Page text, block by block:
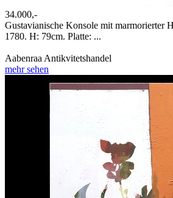
34.000,-
Gustavianische Konsole mit marmorierter
1780. H: 79cm. Platte: ...
Aabenraa Antikvitetshandel
mehr sehen